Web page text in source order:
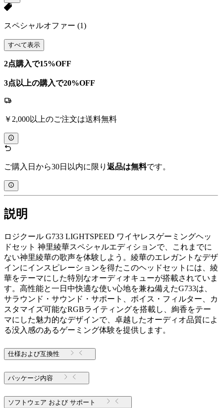
スペシャルオファー (1)
すべて表示
2点購入で15%OFF
3点以上の購入で20%OFF
￥2,000以上のご注文は送料無料
ご購入日から30日以内に限り 返品は無料です。
説明
ロジクール G733 LIGHTSPEED ワイヤレスゲーミングヘッ
ドセット 神里綾華スペシャルエディションで、これまでに
ない神里綾華の歌声を体験しよう。綾華のエレガントなデザ
インにインスピレーションを得たこのヘッドセットには、綾
華をテーマにした特別なオーディオキューが搭載されていま
す。高性能と一日中快適な使い心地を兼ね備えたG733は、
サラウンド・サウンド・サポート、ボイス・フィルター、カ
スタマイズ可能なRGBライティングを搭載し、絢香をテー
マにした魅力的なデザインで、卓越したオーディオ品質によ
る没入感のあるゲーミング体験を提供します。
仕様および互換性
パッケージ内容
ソフトウェア および サポート